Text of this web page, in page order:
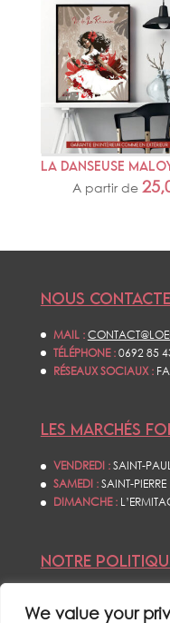
We value your
LA DANSEUSE
A partir de
NOUS
MAIL :
TÉLÉPHONE :0692 85
RÉSEAUX SOCIAUX :
LES MARCHÉS
VENDREDI :SAINT-
SAMEDI :SAINT-PIERRE
DIMANCHE :
NOTRE
POLITIQUE DE